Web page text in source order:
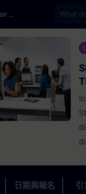
Training Services for Digital Industries
SINAMICS
日期與報名 引